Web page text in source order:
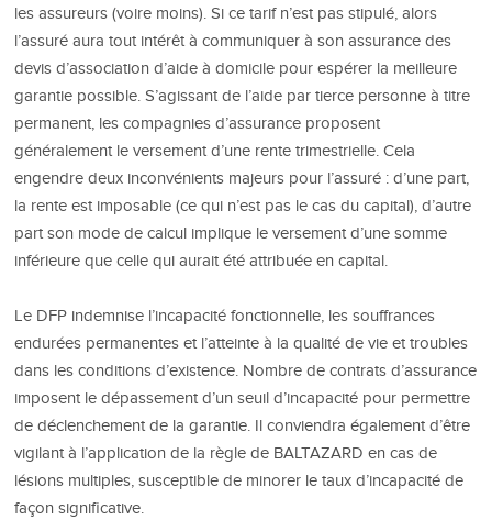
les assureurs (voire moins). Si ce tarif n’est pas stipulé, alors
l’assuré aura tout intérêt à communiquer à son assurance des
devis d’association d’aide à domicile pour espérer la meilleure
garantie possible. S’agissant de l’aide par tierce personne à titre
permanent, les compagnies d’assurance proposent
généralement le versement d’une rente trimestrielle. Cela
engendre deux inconvénients majeurs pour l’assuré : d’une part,
la rente est imposable (ce qui n’est pas le cas du capital), d’autre
part son mode de calcul implique le versement d’une somme
inférieure que celle qui aurait été attribuée en capital.
Le DFP indemnise l’incapacité fonctionnelle, les souffrances
endurées permanentes et l’atteinte à la qualité de vie et troubles
dans les conditions d’existence. Nombre de contrats d’assurance
imposent le dépassement d’un seuil d’incapacité pour permettre
de déclenchement de la garantie. Il conviendra également d’être
vigilant à l’application de la règle de BALTAZARD en cas de
lésions multiples, susceptible de minorer le taux d’incapacité de
façon significative.